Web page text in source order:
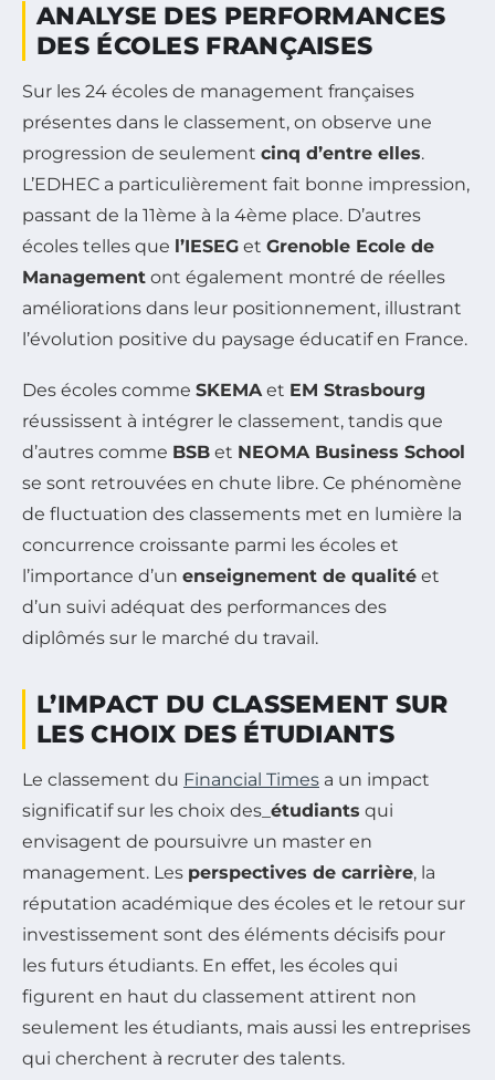
ANALYSE DES PERFORMANCES
DES ÉCOLES FRANÇAISES
Sur les 24 écoles de management françaises
présentes dans le classement, on observe une
progression de seulement cinq d’entre elles.
L’EDHEC a particulièrement fait bonne impression,
passant de la 11ème à la 4ème place. D’autres
écoles telles que l’IESEG et Grenoble Ecole de
Management ont également montré de réelles
améliorations dans leur positionnement, illustrant
l’évolution positive du paysage éducatif en France.
Des écoles comme SKEMAet EM Strasbourg
réussissent à intégrer le classement, tandis que
d’autres comme BSB et NEOMA Business School
se sont retrouvées en chute libre. Ce phénomène
de fluctuation des classements met en lumière la
concurrence croissante parmi les écoles et
l’importance d’un enseignement de qualité et
d’un suivi adéquat des performances des
diplômés sur le marché du travail.
L’IMPACT DU CLASSEMENT SUR
LES CHOIX DES ÉTUDIANTS
Le classement du Financial Times a un impact
significatif sur les choix des_ étudiants qui
envisagent de poursuivre un master en
management. Les perspectives de carrière, la
réputation académique des écoles et le retour sur
investissement sont des éléments décisifs pour
les futurs étudiants. En effet, les écoles qui
figurent en haut du classement attirent non
seulement les étudiants, mais aussi les entreprises
qui cherchent à recruter des talents.